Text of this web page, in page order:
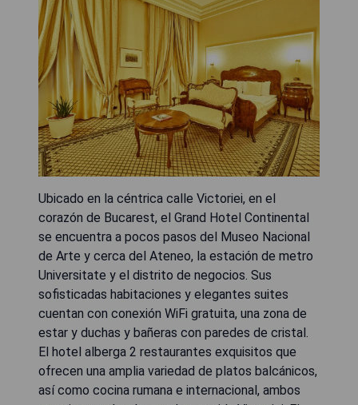
Ubicado en la céntrica calle Victoriei, en el
corazón de Bucarest, el Grand Hotel Continental
se encuentra a pocos pasos del Museo Nacional
de Arte y cerca del Ateneo, la estación de metro
Universitate y el distrito de negocios. Sus
sofisticadas habitaciones y elegantes suites
cuentan con conexión WiFi gratuita, una zona de
estar y duchas y bañeras con paredes de cristal.
El hotel alberga 2 restaurantes exquisitos que
ofrecen una amplia variedad de platos balcánicos,
así como cocina rumana e internacional, ambos